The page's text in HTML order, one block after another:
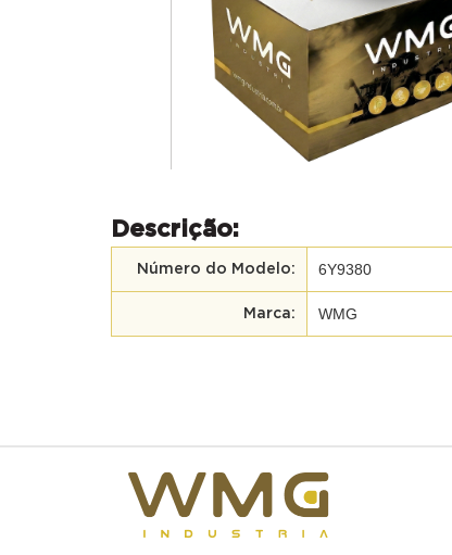
Descrição:
Número do Modelo: 6Y9380
Marca: WMG